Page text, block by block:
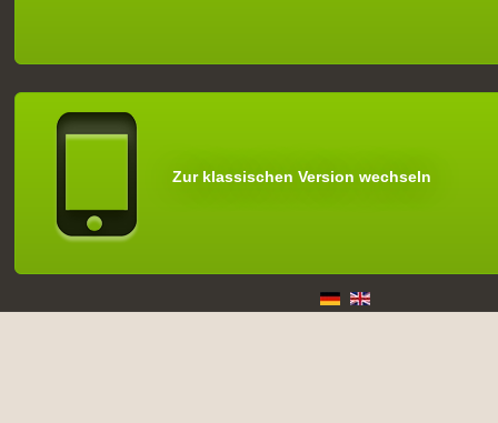
Zur klassischen Version wechseln